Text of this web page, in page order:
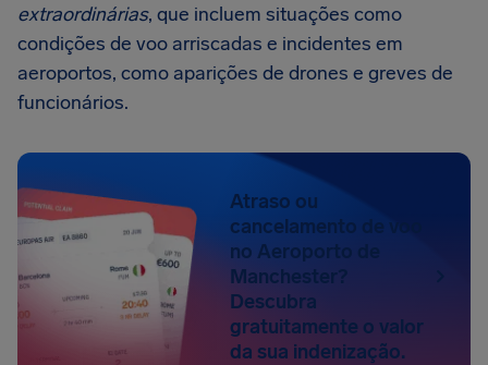
extraordinárias, que incluem situações como
condições de voo arriscadas e incidentes em
aeroportos, como aparições de drones e greves de
funcionários.
Atraso ou
cancelamento de voo
no Aeroporto de
Manchester?
Descubra
gratuitamente o valor
da sua indenização.